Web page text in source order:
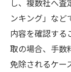
し、複数社へ査
ンキング」など
内容を確認する
取の場合、手数
免除されるケー